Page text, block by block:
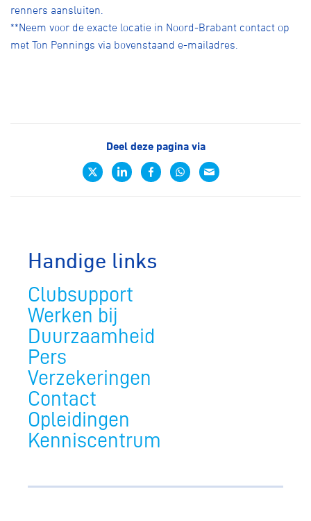
renners aansluiten.
**Neem voor de exacte locatie in Noord-Brabant contact op
met Ton Pennings via bovenstaand e-mailadres.
Deel deze pagina via
Handige links
Clubsupport
Werken bij
Duurzaamheid
Pers
Verzekeringen
Contact
Opleidingen
Kenniscentrum